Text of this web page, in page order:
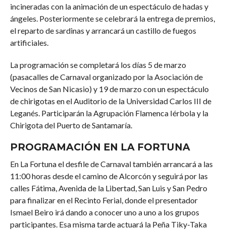
incineradas con la animación de un espectáculo de hadas y
ángeles. Posteriormente se celebrará la entrega de premios,
el reparto de sardinas y arrancará un castillo de fuegos
artificiales.
La programación se completará los días 5 de marzo
(pasacalles de Carnaval organizado por la Asociación de
Vecinos de San Nicasio) y 19 de marzo con un espectáculo
de chirigotas en el Auditorio de la Universidad Carlos III de
Leganés. Participarán la Agrupación Flamenca Iérbola y la
Chirigota del Puerto de Santamaría.
PROGRAMACIÓN EN LA FORTUNA
En La Fortuna el desfile de Carnaval también arrancará a las
11:00 horas desde el camino de Alcorcón y seguirá por las
calles Fátima, Avenida de la Libertad, San Luis y San Pedro
para finalizar en el Recinto Ferial, donde el presentador
Ismael Beiro irá dando a conocer uno a uno a los grupos
participantes. Esa misma tarde actuará la Peña Tiky-Taka